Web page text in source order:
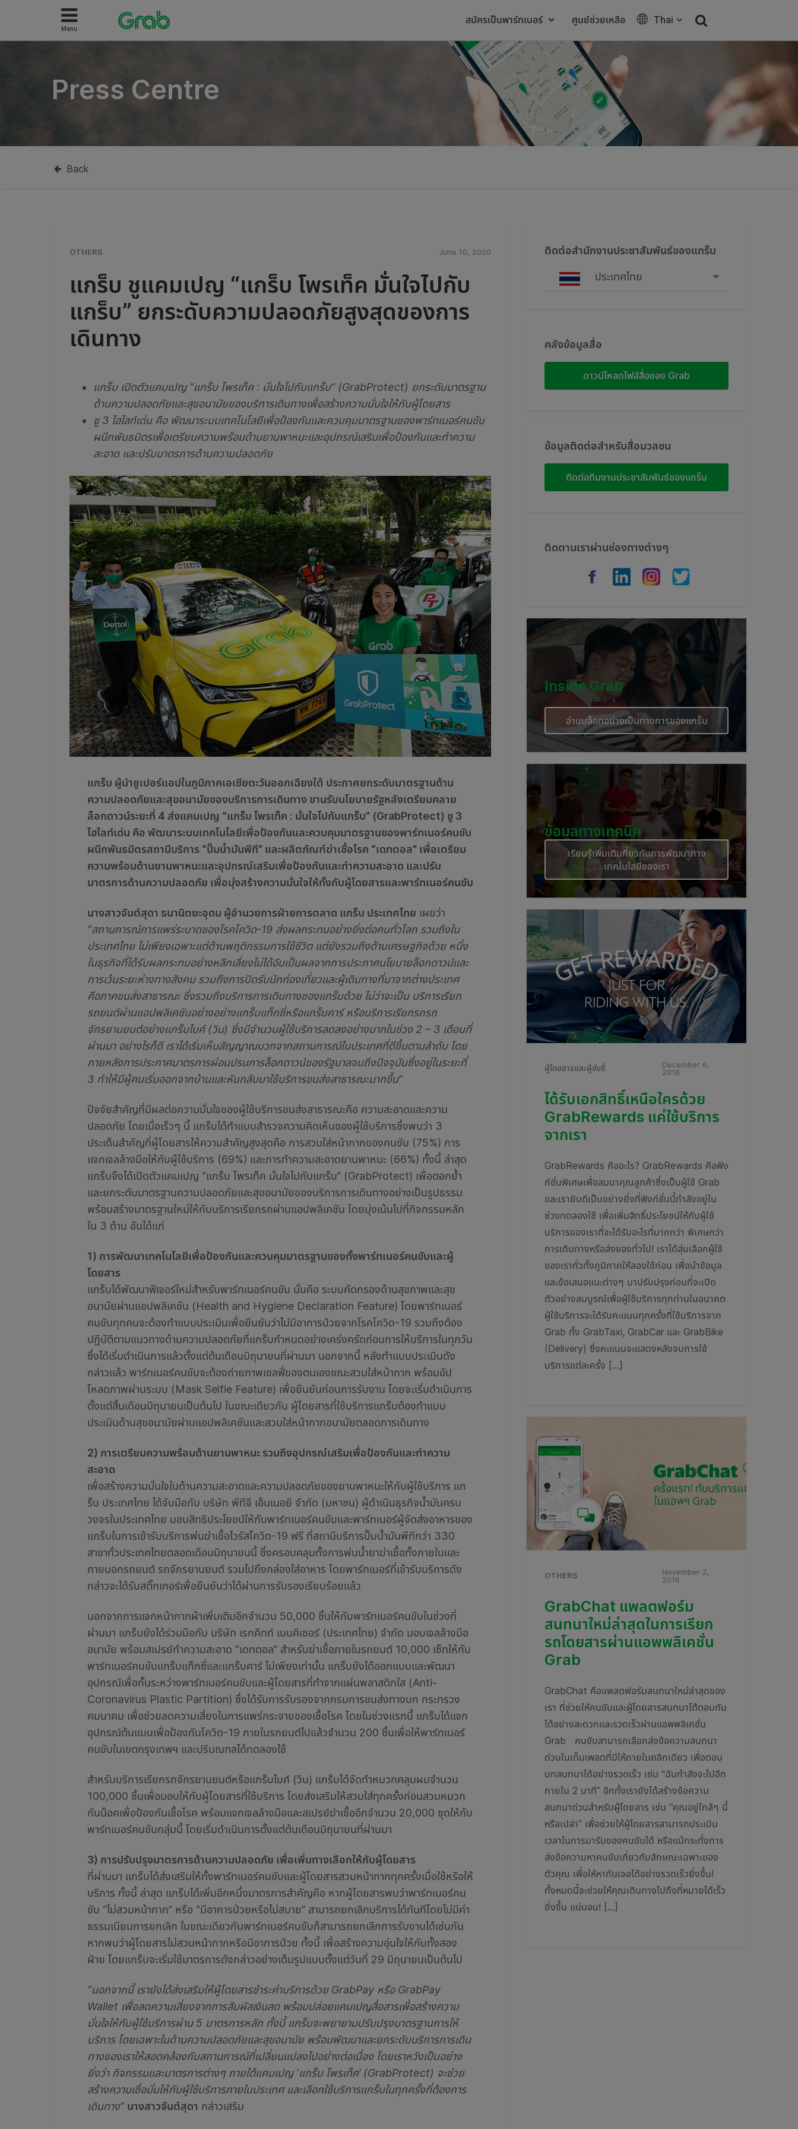
Menu
สมัครเป็นพาร์ทเนอร์ ศูนย์ช่วยเหลือ Thai
Press Centre
Back
OTHERS June 10, 2020
แกร็บ ชูแคมเปญ “แกร็บ โพรเท็ค มั่นใจไปกับ
แกร็บ” ยกระดับความปลอดภัยสูงสุดของการ
เดินทาง
แกร็บ เปิดตัวแคมเปญ “แกร็บ โพรเท็ค : มั่นใจไปกับแกร็บ” (GrabProtect) ยกระดับมาตรฐาน
ด้านความปลอดภัยและสุขอนามัยของบริการเดินทางเพื่อสร้างความมั่นใจให้กับผู้โดยสาร
ชู 3 ไฮไลท์เด่น คือ พัฒนาระบบเทคโนโลยีเพื่อป้องกันและควบคุมมาตรฐานของพาร์ทเนอร์คนขับ
ผนึกพันธมิตรเพื่อเตรียมความพร้อมด้านยานพาหนะและอุปกรณ์เสริมเพื่อป้องกันและทำความ
สะอาด และปรับมาตรการด้านความปลอดภัย
แกร็บ ผู้นำซูเปอร์แอปในภูมิภาคเอเชียตะวันออกเฉียงใต้ ประกาศยกระดับมาตรฐานด้าน
ความปลอดภัยและสุขอนามัยของบริการการเดินทาง ขานรับนโยบายรัฐหลังเตรียมคลาย
ล็อกดาวน์ระยะที่ 4 ส่งแคมเปญ “แกร็บ โพรเท็ค : มั่นใจไปกับแกร็บ” (GrabProtect) ชู 3
ไฮไลท์เด่น คือ พัฒนาระบบเทคโนโลยีเพื่อป้องกันและควบคุมมาตรฐานของพาร์ทเนอร์คนขับ
ผนึกพันธมิตรสถานีบริการ “ปั๊มน้ำมันพีที” และผลิตภัณฑ์ฆ่าเชื้อโรค “เดทตอล” เพื่อเตรียม
ความพร้อมด้านยานพาหนะและอุปกรณ์เสริมเพื่อป้องกันและทำความสะอาด และปรับ
มาตรการด้านความปลอดภัย เพื่อมุ่งสร้างความมั่นใจให้ทั้งกับผู้โดยสารและพาร์ทเนอร์คนขับ
นางสาวจันต์สุดา ธนานิตยะอุดม ผู้อำนวยการฝ่ายการตลาด แกร็บ ประเทศไทย เผยว่า
“สถานการณ์การแพร่ระบาดของโรคโควิด-19 ส่งผลกระทบอย่างยิ่งต่อคนทั่วโลก รวมถึงใน
ประเทศไทย ไม่เพียงเฉพาะแต่ด้านพฤติกรรมการใช้ชีวิต แต่ยังรวมถึงด้านเศรษฐกิจด้วย หนึ่ง
ในธุรกิจที่ได้รับผลกระทบอย่างหลีกเลี่ยงไม่ได้อันเป็นผลจากการประกาศนโยบายล็อกดาวน์และ
การเว้นระยะห่างทางสังคม รวมถึงการปิดรับนักท่องเที่ยวและผู้เดินทางที่มาจากต่างประเทศ
คือภาคขนส่งสาธารณะ ซึ่งรวมถึงบริการการเดินทางของแกร็บด้วย ไม่ว่าจะเป็น บริการเรียก
รถยนต์ผ่านแอปพลิเคชันอย่างอย่างแกร็บแท็กซี่หรือแกร็บคาร์ หรือบริการเรียกรถรถ
จักรยานยนต์อย่างแกร็บไบค์ (วิน) ซึ่งมีจำนวนผู้ใช้บริการลดลงอย่างมากในช่วง 2 – 3 เดือนที่
ผ่านมา อย่างไรก็ดี เราได้เริ่มเห็นสัญญาณบวกจากสถานการณ์ในประเทศที่ดีขึ้นตามลำดับ โดย
ภายหลังการประกาศมาตรการผ่อนปรนการล็อกดาวน์ของรัฐบาลจนถึงปัจจุบันซึ่งอยู่ในระยะที่
3 ทำให้มีผู้คนเริ่มออกจากบ้านและหันกลับมาใช้บริการขนส่งสาธารณะมากขึ้น”
ปัจจัยสำคัญที่มีผลต่อความมั่นใจของผู้ใช้บริการขนส่งสาธารณะคือ ความสะอาดและความ
ปลอดภัย โดยเมื่อเร็วๆ นี้ แกร็บได้ทำแบบสำรวจความคิดเห็นของผู้ใช้บริการซึ่งพบว่า 3
ประเด็นสำคัญที่ผู้โดยสารให้ความสำคัญสูงสุดคือ การสวมใส่หน้ากากของคนขับ (75%) การ
แจกเจลล้างมือให้กับผู้ใช้บริการ (69%) และการทำความสะอาดยานพาหนะ (66%) ทั้งนี้ ล่าสุด
แกร็บจึงได้เปิดตัวแคมเปญ “แกร็บ โพรเท็ค มั่นใจไปกับแกร็บ” (GrabProtect) เพื่อตอกย้ำ
และยกระดับมาตรฐานความปลอดภัยและสุขอนามัยของบริการการเดินทางอย่างเป็นรูปธรรม
พร้อมสร้างมาตรฐานใหม่ให้กับบริการเรียกรถผ่านแอปพลิเคชัน โดยมุ่งเน้นไปที่กิจกรรมหลัก
ใน 3 ด้าน อันได้แก่
1) การพัฒนาเทคโนโลยีเพื่อป้องกันและควบคุมมาตรฐานของทั้งพาร์ทเนอร์คนขับและผู้
โดยสาร
แกร็บได้พัฒนาฟีเจอร์ใหม่สำหรับพาร์ทเนอร์คนขับ นั่นคือ ระบบคัดกรองด้านสุขภาพและสุข
อนามัยผ่านแอปพลิเคชัน (Health and Hygiene Declaration Feature) โดยพาร์ทเนอร์
คนขับทุกคนจะต้องทำแบบประเมินเพื่อยืนยันว่าไม่มีอาการป่วยจากโรคโควิด-19 รวมถึงต้อง
ปฏิบัติตามแนวทางด้านความปลอดภัยที่แกร็บกำหนดอย่างเคร่งครัดก่อนการให้บริการในทุกวัน
ซึ่งได้เริ่มดำเนินการแล้วตั้งแต่ต้นเดือนมิถุนายนที่ผ่านมา นอกจากนี้ หลังทำแบบประเมินดัง
กล่าวแล้ว พาร์ทเนอร์คนขับจะต้องถ่ายภาพเซลฟี่ของตนเองขณะสวมใส่หน้ากาก พร้อมอัป
โหลดภาพผ่านระบบ (Mask Selfie Feature) เพื่อยืนยันก่อนการรับงาน โดยจะเริ่มดำเนินการ
ตั้งแต่สิ้นเดือนมิถุนายนเป็นต้นไป ในขณะเดียวกัน ผู้โดยสารที่ใช้บริการแกร็บต้องทำแบบ
ประเมินด้านสุขอนามัยผ่านแอปพลิเคชันและสวมใส่หน้ากากอนามัยตลอดการเดินทาง
2) การเตรียมความพร้อมด้านยานพาหนะ รวมถึงอุปกรณ์เสริมเพื่อป้องกันและทำความ
สะอาด
เพื่อสร้างความมั่นใจในด้านความสะอาดและความปลอดภัยของยานพาหนะให้กับผู้ใช้บริการ แก
ร็บ ประเทศไทย ได้จับมือกับ บริษัท พีทีจี เอ็นเนอยี จำกัด (มหาชน) ผู้ดำเนินธุรกิจน้ำมันครบ
วงจรในประเทศไทย มอบสิทธิประโยชน์ให้กับพาร์ทเนอร์คนขับและพาร์ทเนอร์ผู้จัดส่งอาหารของ
แกร็บในการเข้ารับบริการพ่นฆ่าเชื้อไวรัสโควิด-19 ฟรี ที่สถานีบริการปั๊มน้ำมันพีทีกว่า 330
สาขาทั่วประเทศไทยตลอดเดือนมิถุนายนนี้ ซึ่งครอบคลุมทั้งการพ่นน้ำยาฆ่าเชื้อทั้งภายในและ
ภายนอกรถยนต์ รถจักรยานยนต์ รวมไปถึงกล่องใส่อาหาร โดยพาร์ทเนอร์ที่เข้ารับบริการดัง
กล่าวจะได้รับสติ๊กเกอร์เพื่อยืนยันว่าได้ผ่านการรับรองเรียบร้อยแล้ว
นอกจากการแจกหน้ากากผ้าเพิ่มเติมอีกจำนวน 50,000 ชิ้นให้กับพาร์ทเนอร์คนขับในช่วงที่
ผ่านมา แกร็บยังได้ร่วมมือกับ บริษัท เรกคิทท์ เบนคีเซอร์ (ประเทศไทย) จำกัด มอบเจลล้างมือ
อนามัย พร้อมสเปรย์ทำความสะอาด “เดทตอล” สำหรับฆ่าเชื้อภายในรถยนต์ 10,000 เซ็ทให้กับ
พาร์ทเนอร์คนขับแกร็บแท็กซี่และแกร็บคาร์ ไม่เพียงเท่านั้น แกร็บยังได้ออกแบบและพัฒนา
อุปกรณ์เพื่อกั้นระหว่างพาร์ทเนอร์คนขับและผู้โดยสารที่ทำจากแผ่นพลาสติกใส (Anti-
Coronavirus Plastic Partition) ซึ่งได้รับการรับรองจากกรมการขนส่งทางบก กระทรวง
คมนาคม เพื่อช่วยลดความเสี่ยงในการแพร่กระจายของเชื้อโรค โดยในช่วงแรกนี้ แกร็บได้แจก
อุปกรณ์ต้นแบบเพื่อป้องกันโควิด-19 ภายในรถยนต์ไปแล้วจำนวน 200 ชิ้นเพื่อให้พาร์ทเนอร์
คนขับในเขตกรุงเทพฯ และปริมณฑลได้ทดลองใช้
สำหรับบริการเรียกรถจักรยานยนต์หรือแกร็บไบค์ (วิน) แกร็บได้จัดทำหมวกคลุมผมจำนวน
100,000 ชิ้นเพื่อมอบให้กับผู้โดยสารที่ใช้บริการ โดยส่งเสริมให้สวมใส่ทุกครั้งก่อนสวมหมวก
กันน็อคเพื่อป้องกันเชื้อโรค พร้อมแจกเจลล้างมือและสเปรย์ฆ่าเชื้ออีกจำนวน 20,000 ชุดให้กับ
พาร์ทเนอร์คนขับกลุ่มนี้ โดยเริ่มดำเนินการตั้งแต่ต้นเดือนมิถุนายนที่ผ่านมา
3) การปรับปรุงมาตรการด้านความปลอดภัย เพื่อเพิ่มทางเลือกให้กับผู้โดยสาร
ที่ผ่านมา แกร็บได้ส่งเสริมให้ทั้งพาร์ทเนอร์คนขับและผู้โดยสารสวมหน้ากากทุกครั้งเมื่อใช้หรือให้
บริการ ทั้งนี้ ล่าสุด แกร็บได้เพิ่มอีกหนึ่งมาตรการสำคัญคือ หากผู้โดยสารพบว่าพาร์ทเนอร์คน
ขับ “ไม่สวมหน้ากาก” หรือ “มีอาการป่วยหรือไม่สบาย” สามารถยกเลิกบริการได้ทันทีโดยไม่มีค่า
ธรรมเนียมการยกเลิก ในขณะเดียวกันพาร์ทเนอร์คนขับก็สามารถยกเลิกการรับงานได้เช่นกัน
หากพบว่าผู้โดยสารไม่สวมหน้ากากหรือมีอาการป่วย ทั้งนี้ เพื่อสร้างความอุ่นใจให้กับทั้งสอง
ฝ่าย โดยแกร็บจะเริ่มใช้มาตรการดังกล่าวอย่างเต็มรูปแบบตั้งแต่วันที่ 29 มิถุนายนเป็นต้นไป
“นอกจากนี้ เรายังได้ส่งเสริมให้ผู้โดยสารชำระค่าบริการด้วย GrabPay หรือ GrabPay
Wallet เพื่อลดความเสี่ยงจากการสัมผัสเงินสด พร้อมปล่อยแคมเปญสื่อสารเพื่อสร้างความ
มั่นใจให้กับผู้ใช้บริการผ่าน 5 มาตรการหลัก ทั้งนี้ แกร็บจะพยายามปรับปรุงมาตรฐานการให้
บริการ โดยเฉพาะในด้านความปลอดภัยและสุขอนามัย พร้อมพัฒนาและยกระดับบริการการเดิน
ทางของเราให้สอดคล้องกับสถานการณ์ที่เปลี่ยนแปลงไปอย่างต่อเนื่อง โดยเราหวังเป็นอย่าง
ยิ่งว่า กิจกรรมและมาตรการต่างๆ ภายใต้แคมเปญ ‘แกร็บ โพรเท็ค’ (GrabProtect) จะช่วย
สร้างความเชื่อมั่นให้กับผู้ใช้บริการภายในประเทศ และเลือกใช้บริการแกร็บในทุกครั้งที่ต้องการ
เดินทาง” นางสาวจันต์สุดา กล่าวเสริม
ติดต่อสำนักงานประชาสัมพันธ์ของแกร็บ
ประเทศไทย
Indonesia
Thailand
Vietnam
Myanmar
คลังข้อมูลสื่อ
ดาวน์โหลดไฟล์สื่อของ Grab
ข้อมูลติดต่อสำหรับสื่อมวลชน
ติดต่อทีมงานประชาสัมพันธ์ของแกร็บ
ติดตามเราผ่านช่องทางต่างๆ
Inside Grab
อ่านบล็อกอย่างเป็นทางการของแกร็บ
ข้อมูลทางเทคนิค
เรียนรู้เพิ่มเติมกี่ยวกับการพัฒนาทาง
เทคโนโลยีของเรา
ผู้โดยสารและผู้ขับขี่
December 6,
2016
ได้รับเอกสิทธิ์เหนือใครด้วย
GrabRewards แค่ใช้บริการ
จากเรา
GrabRewards คืออะไร? GrabRewards คือฟัง
ก์ชั่นพิเศษเพื่อสมนาคุณลูกค้าซึ่งเป็นผู้ใช้ Grab
และเรายินดีเป็นอย่างยิ่งที่ฟังก์ชั่นนี้กำลังอยู่ใน
ช่วงทดลองใช้ เพื่อเพิ่มสิทธิ์ประโยชน์ให้กับผู้ใช้
บริการของเราที่จะได้รับอะไรที่มากกว่า พิเศษกว่า
การเดินทางหรือส่งของทั่วไป! เราได้สุ่มเลือกผู้ใช้
ของเราทั่วทั้งภูมิภาคให้ลองใช้ก่อน เพื่อนำข้อมูล
และข้อเสนอแนะต่างๆ มาปรับปรุงก่อนที่จะเปิด
ตัวอย่างสมบูรณ์เพื่อผู้ใช้บริการทุกท่านในอนาคต
ผู้ใช้บริการจะได้รับคะแนนทุกครั้งที่ใช้บริการจาก
Grab ทั้ง GrabTaxi, GrabCar และ GrabBike
(Delivery) ซึ่งคะแนนจะแสดงหลังจบการใช้
บริการแต่ละครั้ง […]
OTHERS
November 2,
2016
GrabChat แพลตฟอร์ม
สนทนาใหม่ล่าสุดในการเรียก
รถโดยสารผ่านแอพพลิเคชั่น
Grab
GrabChat คือแพลตฟอร์มสนทนาใหม่ล่าสุดของ
เรา ที่ช่วยให้คนขับและผู้โดยสารสนทนาโต้ตอบกัน
ได้อย่างสะดวกและรวดเร็วผ่านแอพพลิเคชั่น
Grab คนขับสามารถเลือกส่งข้อความสนทนา
ด่วนในเท็มเพลตที่มีให้ภายในคลิกเดียว เพื่อตอบ
บทสนทนาได้อย่างรวดเร็ว เช่น “ฉันกำลังจะไปอีก
ภายใน 2 นาที” อีกทั้งเรายังได้สร้างข้อความ
สนทนาด่วนสำหรับผู้โดยสาร เช่น “คุณอยู่ใกล้ๆ นี้
หรือเปล่า” เพื่อช่วยให้ผู้โดยสารสามารถประเมิน
เวลาในการมารับของคนขับได้ หรือแม้กระทั่งการ
ส่งข้อความหาคนขับเกี่ยวกับลักษณะเฉพาะของ
ตัวคุณ เพื่อให้หากันเจอได้อย่างรวดเร็วยิ่งขึ้น!
ทั้งหมดนี้จะช่วยให้คุณเดินทางไปถึงที่หมายได้เร็ว
ยิ่งขึ้น แน่นอน! […]